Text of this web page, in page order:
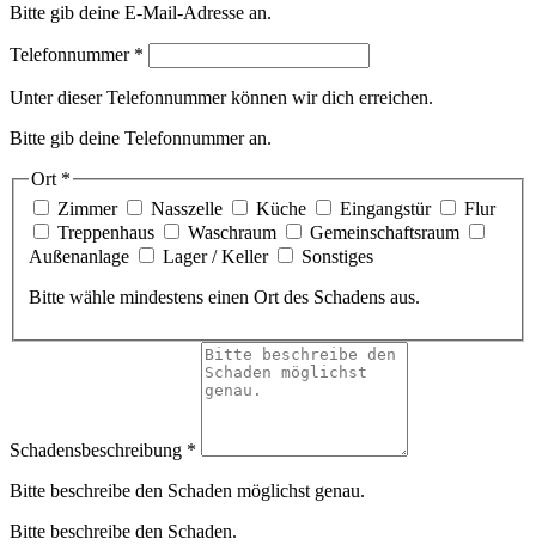
Bitte gib deine E-Mail-Adresse an.
Telefonnummer *
Unter dieser Telefonnummer können wir dich erreichen.
Bitte gib deine Telefonnummer an.
Ort *
Zimmer
Nasszelle Küche Eingangstür
Flur
Treppenhaus
Waschraum
Gemeinschaftsraum
Außenanlage
Lager / Keller
Sonstiges
Bitte wähle mindestens einen Ort des Schadens aus.
Schadensbeschreibung *
Bitte beschreibe den Schaden möglichst genau.
Bitte beschreibe den Schaden.